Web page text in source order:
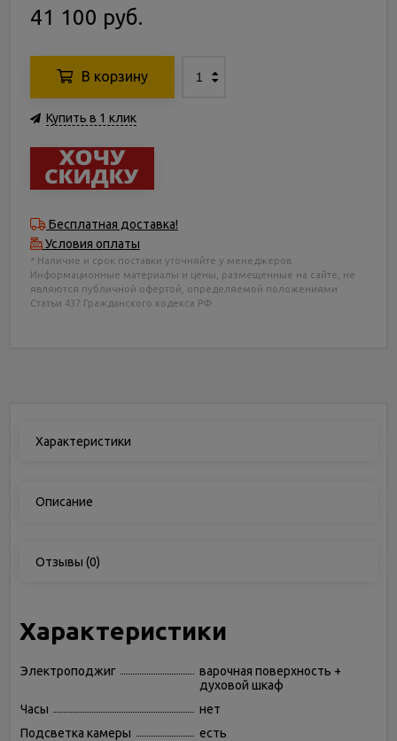
41 100 руб.
В корзину
Купить в 1 клик
Бесплатная доставка!
Условия оплаты
* Наличие и срок поставки уточняйте у менеджеров.
Информационные материалы и цены, размещенные на сайте, не
являются публичной офертой, определяемой положениями
Статьи 437 Гражданского кодекса РФ.
Характеристики
Описание
Отзывы (0)
Характеристики
Электроподжиг
варочная поверхность +
духовой шкаф
Часы
нет
Подсветка камеры
есть